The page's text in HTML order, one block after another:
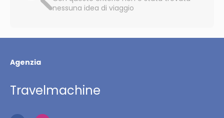
nessuna idea di viaggio
Agenzia
Travelmachine